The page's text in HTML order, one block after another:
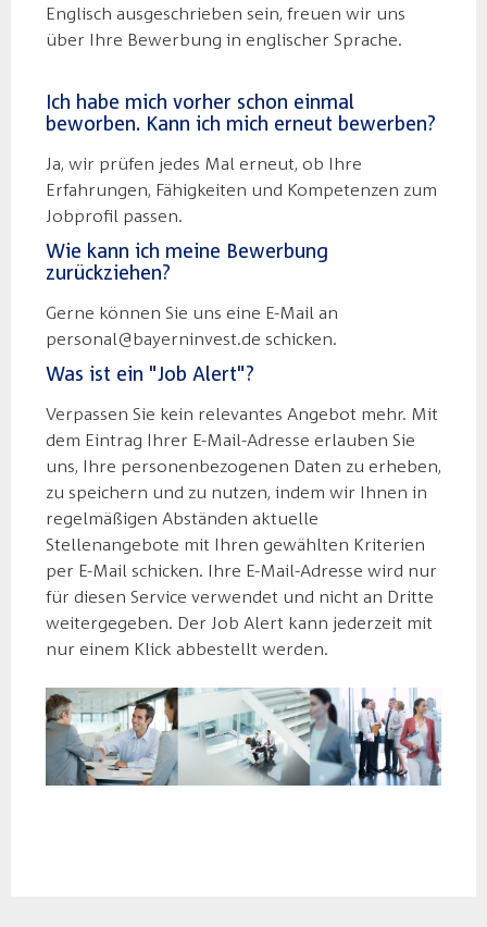
Englisch ausgeschrieben sein, freuen wir uns
über Ihre Bewerbung in englischer Sprache.
Ich habe mich vorher schon einmal
beworben. Kann ich mich erneut bewerben?
Ja, wir prüfen jedes Mal erneut, ob Ihre
Erfahrungen, Fähigkeiten und Kompetenzen zum
Jobprofil passen.
Wie kann ich meine Bewerbung
zurückziehen?
Gerne können Sie uns eine E-Mail an
personal@bayerninvest.de schicken.
Was ist ein "Job Alert"?
Verpassen Sie kein relevantes Angebot mehr. Mit
dem Eintrag Ihrer E-Mail-Adresse erlauben Sie
uns, Ihre personenbezogenen Daten zu erheben,
zu speichern und zu nutzen, indem wir Ihnen in
regelmäßigen Abständen aktuelle
Stellenangebote mit Ihren gewählten Kriterien
per E-Mail schicken. Ihre E-Mail-Adresse wird nur
für diesen Service verwendet und nicht an Dritte
weitergegeben. Der Job Alert kann jederzeit mit
nur einem Klick abbestellt werden.